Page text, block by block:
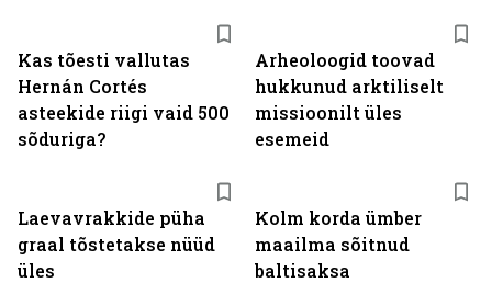
Kas tõesti vallutas
Hernán Cortés
asteekide riigi vaid 500
sõduriga?
Arheoloogid toovad
hukkunud arktiliselt
missioonilt üles
esemeid
Laevavrakkide püha
graal tõstetakse nüüd
üles
Kolm korda ümber
maailma sõitnud
baltisaksa